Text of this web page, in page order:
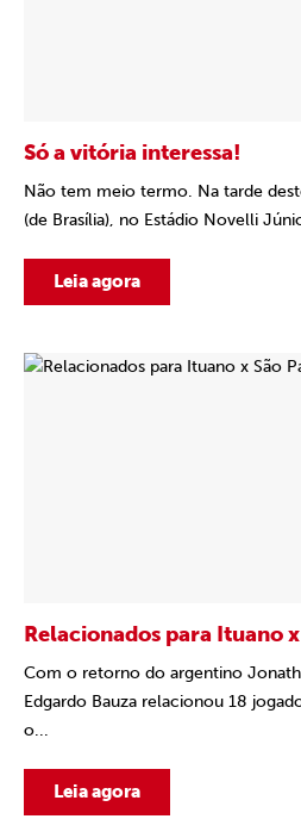
Só a vitória interessa!
Não tem meio termo. Na tarde
(de Brasília), no Estádio Novelli
Leia agora
Relacionados para Ituano
Com o retorno do argentino
Edgardo Bauza relacionou 18
o...
Leia agora